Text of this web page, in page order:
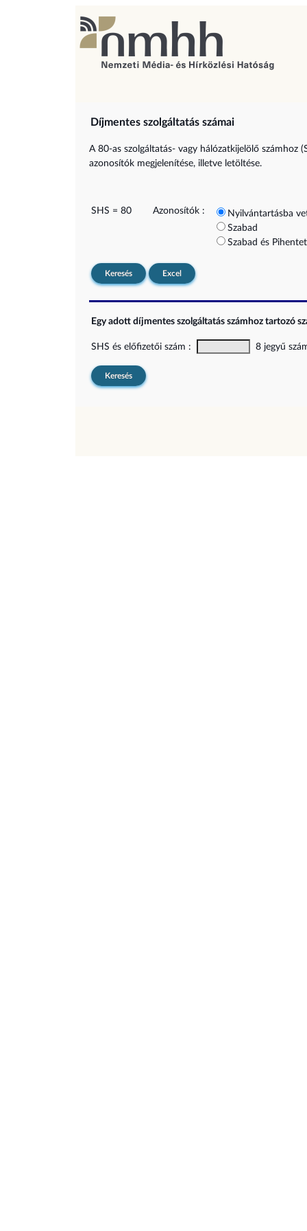
Díjmentes szolgáltatás számai
A 80-as szolgáltatás- vagy hálózatkijelölő számhoz
azonosítók megjelenítése, illetve letöltése.
SHS = 80 Azonosítók :
Nyilvántartásba
Szabad
Szabad és
Keresés Excel
Egy adott díjmentes szolgáltatás számhoz tartozó
SHS és előfizetői szám : 8 jegyű
Keresés